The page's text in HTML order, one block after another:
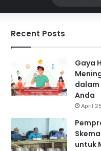
Recent Posts
Gaya
dalam
Anda
April
untuk